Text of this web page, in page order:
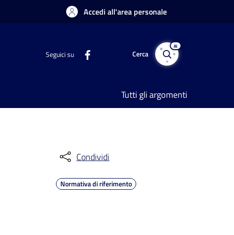
Accedi all'area personale
Seguici su Cerca
AI
Tutti gli argomenti
Condividi
Normativa di riferimento